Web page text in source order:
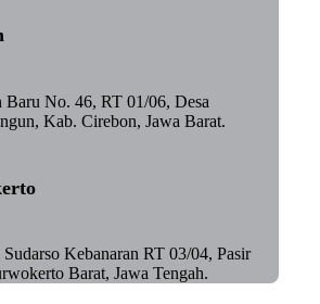
Baru No. 46, RT 01/06, Desa
Kab. Cirebon, Jawa Barat.
Sudarso Kebanaran RT 03/04, Pasir
Barat, Jawa Tengah.